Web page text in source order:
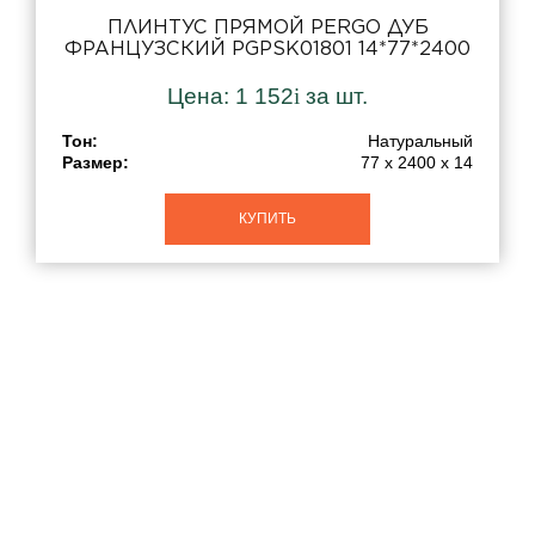
ПЛИНТУС ПРЯМОЙ PERGO ДУБ
ФРАНЦУЗСКИЙ PGPSK01801 14*77*2400
Цена: 1 152i за шт.
Тон:
Натуральный
Размер:
77 x 2400 x 14
КУПИТЬ